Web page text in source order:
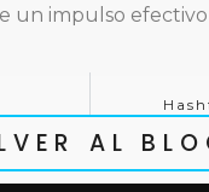
un impulso
AL